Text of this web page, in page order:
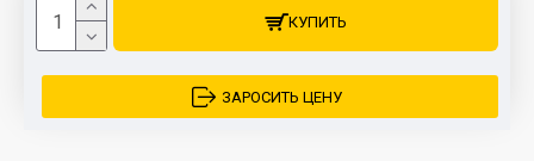
КУПИТЬ
ЗАРОСИТЬ ЦЕНУ